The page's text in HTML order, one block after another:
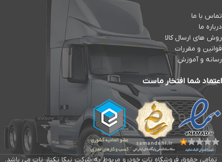
تماس با ما
درباره ما
روش های ارسال کالا
قوانین و مقررات
رسانه و آموزش
اعتماد شما افتخار ماست
تمامی حقوق فروشگاه تات خودرو مربوط به شرکت نیکا تکتاز تات می باشد.